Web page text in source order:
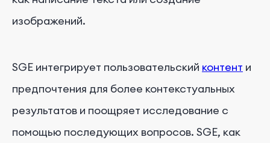
изображений.
SGE интегрирует пользовательский контент и
предпочтения для более контекстуальных
результатов и поощряет исследование с
помощью последующих вопросов. SGE, как